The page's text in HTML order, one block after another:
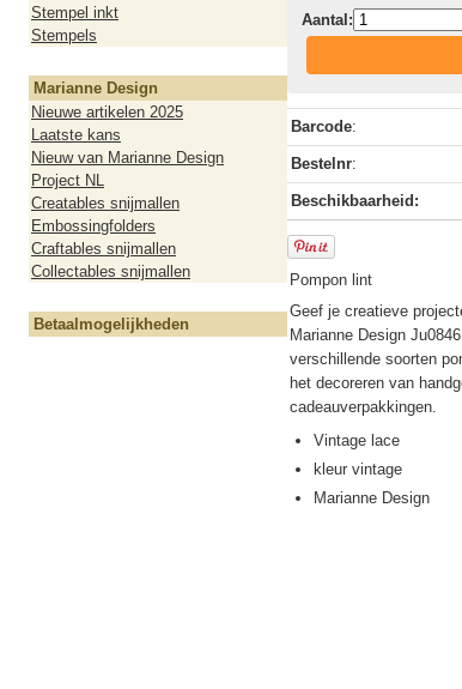
Stempel inkt
Stempels
Marianne Design
Nieuwe artikelen 2025
Laatste kans
Nieuw van Marianne Design
Project NL
Creatables snijmallen
Embossingfolders
Craftables snijmallen
Collectables snijmallen
Betaalmogelijkheden
Aantal:
Barcode:
Bestelnr:
Beschikbaarheid:
Pompon lint
Geef je creatieve
Marianne Design
verschillende soorten
het decoreren van
cadeauverpakkingen.
Vintage lace
kleur vintage
Marianne Design